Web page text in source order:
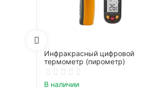
Инфракрасный цифровой
термометр (пирометр)
В наличии